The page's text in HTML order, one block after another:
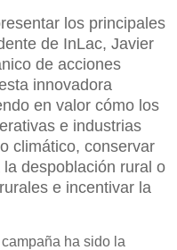
los principales
de InLac, Javier
de acciones
innovadora
en valor cómo los
e industrias
climático, conservar
despoblación rural o
e incentivar la
ha sido la